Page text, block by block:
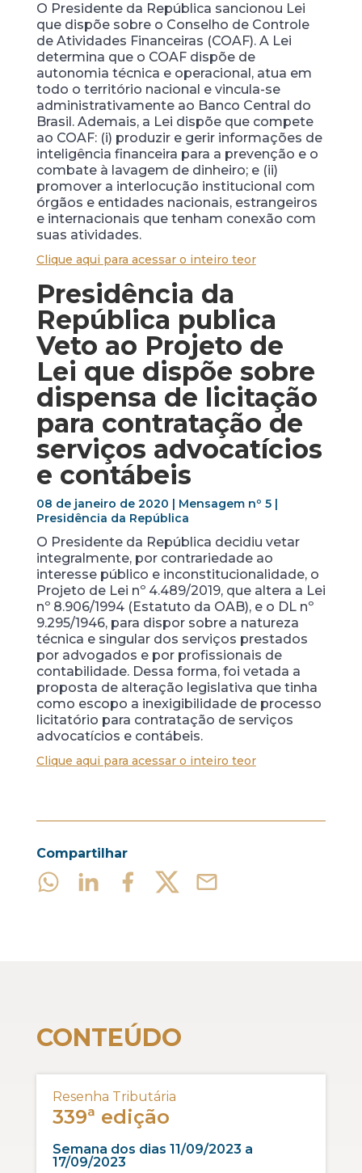
O Presidente da República sancionou Lei
que dispõe sobre o Conselho de Controle
de Atividades Financeiras (COAF). A Lei
determina que o COAF dispõe de
autonomia técnica e operacional, atua em
todo o território nacional e vincula-se
administrativamente ao Banco Central do
Brasil. Ademais, a Lei dispõe que compete
ao COAF: (i) produzir e gerir informações de
inteligência financeira para a prevenção e o
combate à lavagem de dinheiro; e (ii)
promover a interlocução institucional com
órgãos e entidades nacionais, estrangeiros
e internacionais que tenham conexão com
suas atividades.
Clique aqui para acessar o inteiro teor
Presidência da
República publica
Veto ao Projeto de
Lei que dispõe sobre
dispensa de licitação
para contratação de
serviços advocatícios
e contábeis
08 de janeiro de 2020 | Mensagem nº 5 |
Presidência da República
O Presidente da República decidiu vetar
integralmente, por contrariedade ao
interesse público e inconstitucionalidade, o
Projeto de Lei nº 4.489/2019, que altera a Lei
nº 8.906/1994 (Estatuto da OAB), e o DL nº
9.295/1946, para dispor sobre a natureza
técnica e singular dos serviços prestados
por advogados e por profissionais de
contabilidade. Dessa forma, foi vetada a
proposta de alteração legislativa que tinha
como escopo a inexigibilidade de processo
licitatório para contratação de serviços
advocatícios e contábeis.
Clique aqui para acessar o inteiro teor
Compartilhar
CONTEÚDO
Resenha Tributária
339ª edição
Semana dos dias 11/09/2023 a
17/09/2023